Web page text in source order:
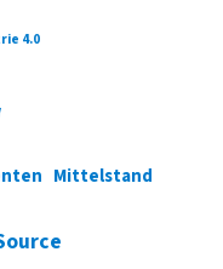
4.0
Mittelstand